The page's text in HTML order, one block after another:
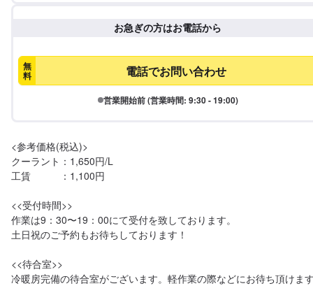
お急ぎの方はお電話から
無
料 電話でお問い合わせ
営業開始前 (営業時間: 9:30 - 19:00)
<参考価格(税込)>
クーラント：1,650円/L
工賃　　　：1,100円
<<受付時間>>
作業は9：30〜19：00にて受付を致しております。
土日祝のご予約もお待ちしております！
<<待合室>>
冷暖房完備の待合室がございます。軽作業の際などにお待ち頂けま